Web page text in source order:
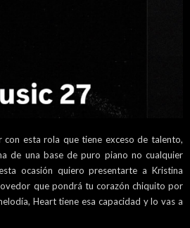
esta rola que tiene exceso de talento,
de una base de puro piano no cualquier
ocasión quiero presentarte a Kristina
que pondrá tu corazón chiquito por
Heart tiene esa capacidad y lo vas a